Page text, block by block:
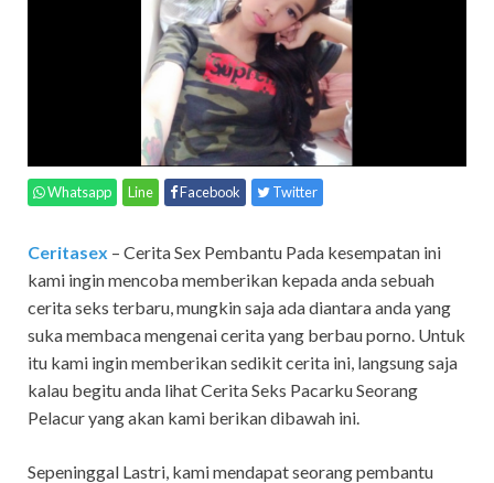
Whatsapp Line Facebook Twitter
Ceritasex – Cerita Sex Pembantu Pada kesempatan ini
kami ingin mencoba memberikan kepada anda sebuah
cerita seks terbaru, mungkin saja ada diantara anda yang
suka membaca mengenai cerita yang berbau porno. Untuk
itu kami ingin memberikan sedikit cerita ini, langsung saja
kalau begitu anda lihat Cerita Seks Pacarku Seorang
Pelacur yang akan kami berikan dibawah ini.
Sepeninggal Lastri, kami mendapat seorang pembantu